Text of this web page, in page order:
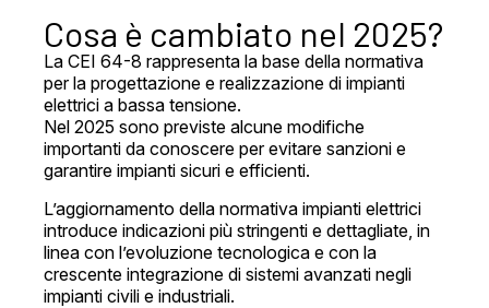
Cosa è cambiato nel 2025?
La CEI 64-8 rappresenta la base della normativa
per la progettazione e realizzazione di impianti
elettrici a bassa tensione.
Nel 2025 sono previste alcune modifiche
importanti da conoscere per evitare sanzioni e
garantire impianti sicuri e efficienti.
L’aggiornamento della normativa impianti elettrici
introduce indicazioni più stringenti e dettagliate, in
linea con l’evoluzione tecnologica e con la
crescente integrazione di sistemi avanzati negli
impianti civili e industriali.